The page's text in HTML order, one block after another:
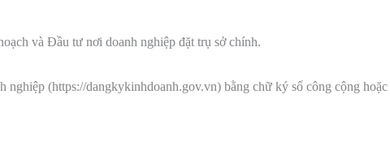
và Đầu tư nơi doanh nghiệp đặt trụ sở chính.
(https://dangkykinhdoanh.gov.vn) bằng chữ ký số công cộng hoặc